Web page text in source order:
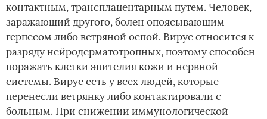
контактным, трансплацентарным путем. Человек,
заражающий другого, болен опоясывающим
герпесом либо ветряной оспой. Вирус относится к
разряду нейродерматотропных, поэтому способен
поражать клетки эпителия кожи и нервной
системы. Вирус есть у всех людей, которые
перенесли ветрянку либо контактировали с
больным. При снижении иммунологической